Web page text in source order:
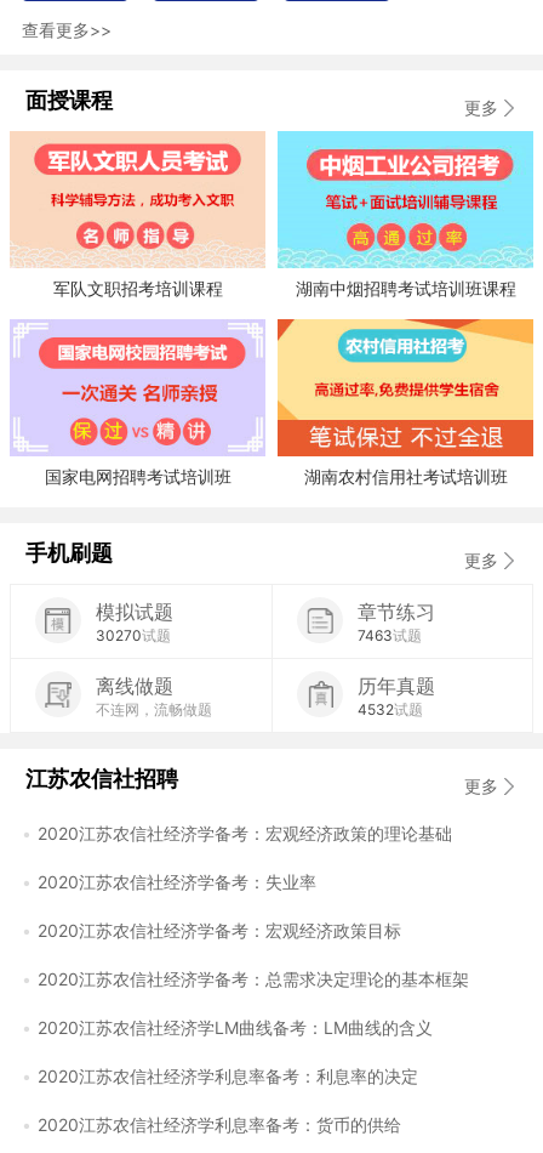
查看更多>>
面授课程 更多
军队文职招考培训课程 湖南中烟招聘考试培训班课程
国家电网招聘考试培训班 湖南农村信用社考试培训班
手机刷题 更多
模拟试题
30270试题
章节练习
7463试题
离线做题
不连网，流畅做题
历年真题
4532试题
江苏农信社招聘 更多
2020江苏农信社经济学备考：宏观经济政策的理论基础
2020江苏农信社经济学备考：失业率
2020江苏农信社经济学备考：宏观经济政策目标
2020江苏农信社经济学备考：总需求决定理论的基本框架
2020江苏农信社经济学LM曲线备考：LM曲线的含义
2020江苏农信社经济学利息率备考：利息率的决定
2020江苏农信社经济学利息率备考：货币的供给